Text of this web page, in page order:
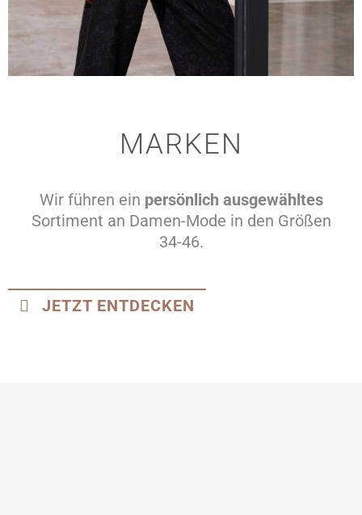
MARKEN
Wir führen ein persönlich ausgewähltes
Sortiment an Damen-Mode in den Größen
34-46.
JETZT ENTDECKEN